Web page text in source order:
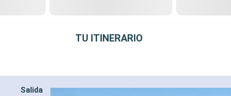
TU ITINERARIO
Salida